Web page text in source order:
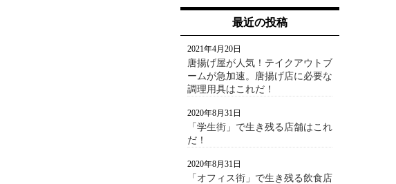
最近の投稿
唐揚げ屋が人気！テイクアウトブ
ームが急加速。唐揚げ店に必要な
調理用具はこれだ！
2021年4月20日
「学生街」で生き残る店舗はこれ
だ！
2020年8月31日
「オフィス街」で生き残る飲食店
2020年8月31日